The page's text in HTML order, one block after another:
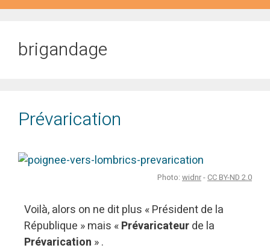
brigandage
Prévarication
Photo: widnr- CC BY-ND 2.0
Voilà, alors on ne dit plus « Président de la
République » mais «Prévaricateurde la
Prévarication » .